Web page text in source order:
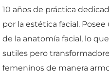
10 años de práctica
por la estética facial.
de la anatomía facial, lo
sutiles pero
femeninos de manera